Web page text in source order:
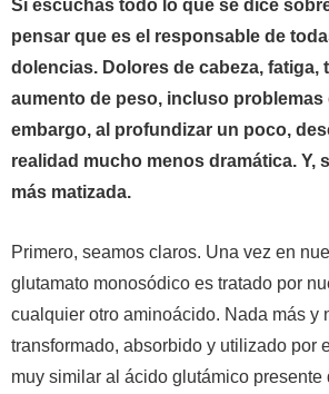
Si escuchas todo lo que se dice
pensar que es el responsable de
dolencias. Dolores de cabeza, fatiga,
aumento de peso, incluso
embargo, al profundizar un poco,
realidad mucho menos dramática. Y,
más matizada.
Primero, seamos claros. Una vez en
glutamato monosódico es tratado por
cualquier otro aminoácido. Nada más y
transformado, absorbido y utilizado por
muy similar al ácido glutámico presente